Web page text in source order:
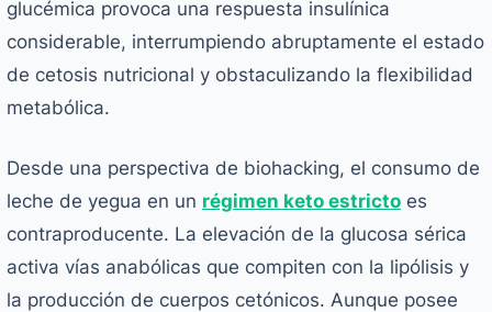
glucémica provoca una respuesta insulínica
considerable, interrumpiendo abruptamente el estado
de cetosis nutricional y obstaculizando la flexibilidad
metabólica.
Desde una perspectiva de biohacking, el consumo de
leche de yegua en un régimen keto estricto es
contraproducente. La elevación de la glucosa sérica
activa vías anabólicas que compiten con la lipólisis y
la producción de cuerpos cetónicos. Aunque posee